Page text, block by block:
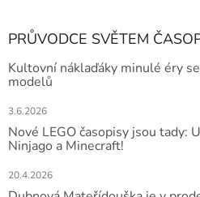
PRŮVODCE SVĚTEM
Kultovní náklaďáky minulé éry
modelů
3.6.2026
Nové LEGO časopisy jsou tady:
Ninjago a Minecraft!
20.4.2026